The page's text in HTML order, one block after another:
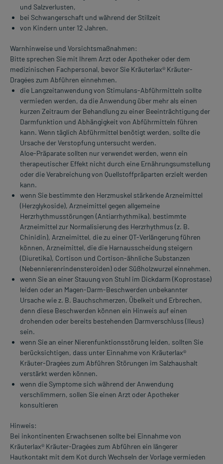
und Salzverlusten,
bei Schwangerschaft und während der Stillzeit
von Kindern unter 12 Jahren.
Warnhinweise und Vorsichtsmaßnahmen:
Bitte sprechen Sie mit Ihrem Arzt oder Apotheker oder dem
medizinischen Fachpersonal, bevor Sie Kräuterlax® Kräuter-
Dragées zum Abführen einnehmen.
die Langzeitanwendung von Stimulans-Abführmitteln sollte
vermieden werden, da die Anwendung über mehr als einen
kurzen Zeitraum der Behandlung zu einer Beeinträchtigung der
Darmfunktion und Abhängigkeit von Abführmitteln führen
kann. Wenn täglich Abführmittel benötigt werden, sollte die
Ursache der Verstopfung untersucht werden.
Aloe-Präparate sollten nur verwendet werden, wenn ein
therapeutischer Effekt nicht durch eine Ernährungsumstellung
oder die Verabreichung von Quellstoffpräparten erzielt werden
kann.
wenn Sie bestimmte den Herzmuskel stärkende Arzneimittel
(Herzglykoside), Arzneimittel gegen allgemeine
Herzrhythmusstörungen (Antiarrhythmika), bestimmte
Arzneimittel zur Normalisierung des Herzrhythmus (z. B.
Chinidin), Arzneimittel, die zu einer QT-Verlängerung führen
können, Arzneimittel, die die Harnausscheidung steigern
(Diuretika), Cortison und Cortison-ähnliche Substanzen
(Nebennierenrindensteroiden) oder Süßholzwurzel einnehmen.
wenn Sie an einer Stauung von Stuhl im Dickdarm (Koprostase)
leiden oder an Magen-Darm-Beschwerden unbekannter
Ursache wie z. B. Bauchschmerzen, Übelkeit und Erbrechen,
denn diese Beschwerden können ein Hinweis auf einen
drohenden oder bereits bestehenden Darmverschluss (Ileus)
sein.
wenn Sie an einer Nierenfunktionsstörung leiden, sollten Sie
berücksichtigen, dass unter Einnahme von Kräuterlax®
Kräuter-Dragées zum Abführen Störungen im Salzhaushalt
verstärkt werden können.
wenn die Symptome sich während der Anwendung
verschlimmern, sollen Sie einen Arzt oder Apotheker
konsultieren
Hinweis:
Bei inkontinenten Erwachsenen sollte bei Einnahme von
Kräuterlax® Kräuter-Dragées zum Abführen ein längerer
Hautkontakt mit dem Kot durch Wechseln der Vorlage vermieden